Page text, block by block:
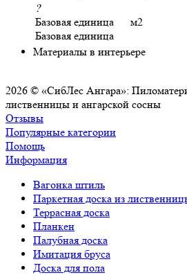
?
Базовая единица
Базовая единица
м2
Материалы в интерьере
2026 © «СибЛес Ангара»:
лиственницы и ангарской сосны
Отзывы
Популярные категории
Помощь
Информация
Вагонка штиль
Паркетная доска из
Террасная доска
Планкен
Палубная доска
Имитация бруса
Доска для пола